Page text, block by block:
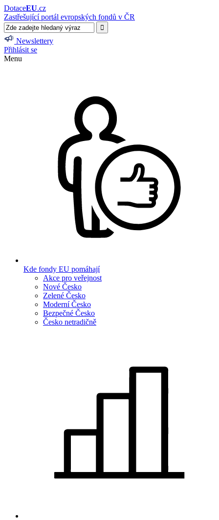
DotaceEU.cz
Zastřešující portál evropských fondů v ČR
Newslettery
Přihlásit se
Menu
Kde fondy EU pomáhají
Akce pro veřejnost
Nové Česko
Zelené Česko
Moderní Česko
Bezpečné Česko
Česko netradičně